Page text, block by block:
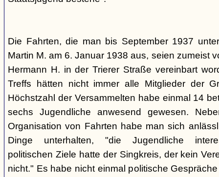
Die Fahrten, die man bis September 1937
Martin M. am 6. Januar 1938 aus, seien zumeist
Hermann H. in der Trierer Straße vereinbart
Treffs hätten nicht immer alle Mitglieder der
Höchstzahl der Versammelten habe einmal 14
sechs Jugendliche anwesend gewesen.
Organisation von Fahrten habe man sich
Dinge unterhalten, "die Jugendliche
politischen Ziele hatte der Singkreis, der kein
nicht." Es habe nicht einmal politische